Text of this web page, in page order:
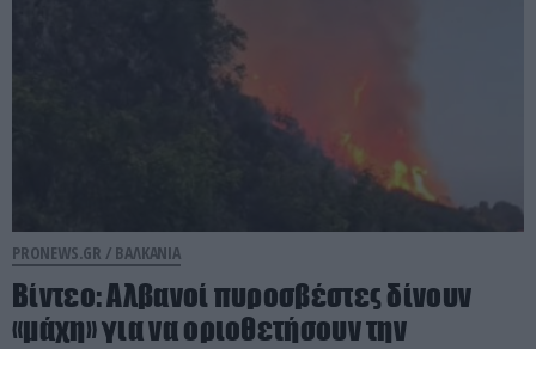
PRONEWS.GR / ΒΑΛΚΑΝΙΑ
Βίντεο: Αλβανοί πυροσβέστες δίνουν
«μάχη» για να οριοθετήσουν την